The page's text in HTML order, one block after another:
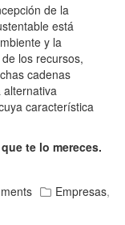
de la
está
y la
los recursos,
cadenas
característica
te lo mereces.
Empresas,